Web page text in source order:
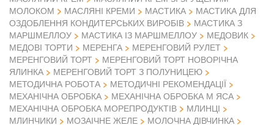
МОЛОКОМ
МАСЛЯНІ КРЕМИ МАСТИКА
МАСТИКА ДЛЯ
ОЗДОБЛЕННЯ КОНДИТЕРСЬКИХ ВИРОБІВ
МАСТИКА З
МАРШМЕЛЛОУ
МАСТИКА ІЗ МАРШМЕЛЛОУ
МЕДОВИК
МЕДОВІ ТОРТИ
МЕРЕНГА
МЕРЕНГОВИЙ РУЛЕТ
МЕРЕНГОВИЙ ТОРТ
МЕРЕНГОВИЙ ТОРТ НОВОРІЧНА
ЯЛИНКА
МЕРЕНГОВИЙ ТОРТ З ПОЛУНИЦЕЮ
МЕТОДИЧНА РОБОТА
МЕТОДИЧНІ РЕКОМЕНДАЦІЇ
МЕХАНІЧНА ОБРОБКА
МЕХАНІЧНА ОБРОБКА М ЯСА
МЕХАНІЧНА ОБРОБКА МОРЕПРОДУКТІВ
МЛИНЦІ
МЛИНЧИКИ
МОЗАІЧНЕ ЖЕЛЕ
МОЛОЧНА ДІВЧИНКА